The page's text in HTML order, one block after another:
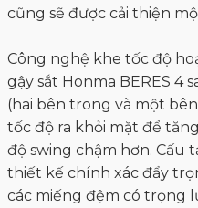
cũng sẽ được cải thiện
Công nghệ khe tốc độ
gậy sắt Honma BERES 4
(hai bên trong và một
tốc độ ra khỏi mặt để
độ swing chậm hơn. Cấu
thiết kế chính xác đẩy
các miếng đệm có trọng